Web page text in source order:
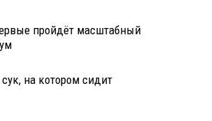
пройдёт масштабный
на котором сидит